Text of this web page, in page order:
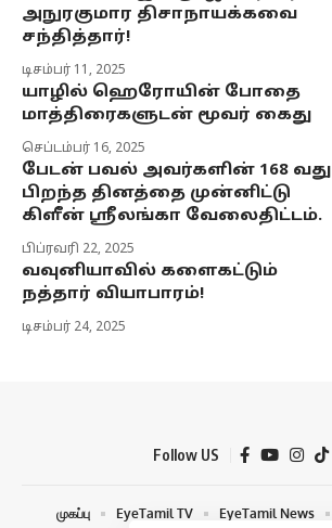
அநுரகுமார திசாநாயக்கவை
சந்தித்தார்!
டிசம்பர் 11, 2025
யாழில் ஹெரோயின் போதை
மாத்திரைகளுடன் மூவர் கைது
செப்டம்பர் 16, 2025
பேடன் பவல் அவர்களின் 168 வது
பிறந்த தினத்தை முன்னிட்டு
கிளீன் ஸ்ரீலங்கா வேலைதிட்டம்.
பிப்ரவரி 22, 2025
வவுனியாவில் களைகட்டும்
நத்தார் வியாபாரம்!
டிசம்பர் 24, 2025
Follow US
முகப்பு EyeTamil TV EyeTamil News